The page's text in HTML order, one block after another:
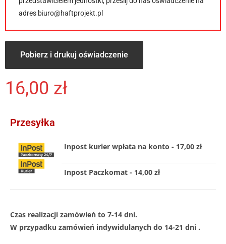
adres biuro@haftprojekt.pl
Pobierz i drukuj oświadczenie
16,00 zł
Przesyłka
Inpost kurier wpłata na konto - 17,00 zł
Inpost Paczkomat - 14,00 zł
Czas realizacji zamówień to 7-14 dni.
W przypadku zamówień indywidulanych do 14-21 dni .